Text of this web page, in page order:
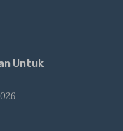
Untuk